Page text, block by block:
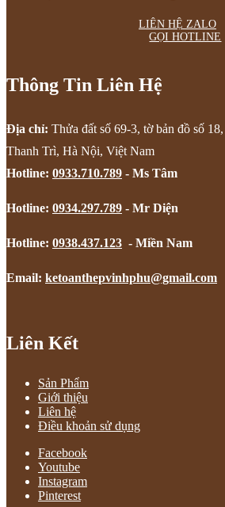
LIÊN HỆ ZALO
GỌI HOTLINE
Thông Tin Liên Hệ
Địa chỉ: Thửa đất số 69-3, tờ bản đồ số
Thanh Trì, Hà Nội, Việt Nam
Hotline: 0933.710.789 - Ms Tâm
Hotline: 0934.297.789 - Mr Diện
Hotline: 0938.437.123 - Miền Nam
Email: ketoanthepvinhphu@gmail.com
Liên Kết
Sản Phẩm
Giới thiệu
Liên hệ
Điều khoản sử dụng
Facebook
Youtube
Instagram
Pinterest